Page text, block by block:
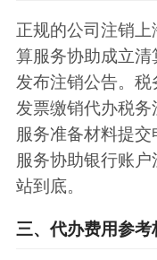
正规的公司注销
算服务协助成立
发布注销公告。
发票缴销代办税
服务准备材料提
服务协助银行账
站到底。
三、代办费用参考